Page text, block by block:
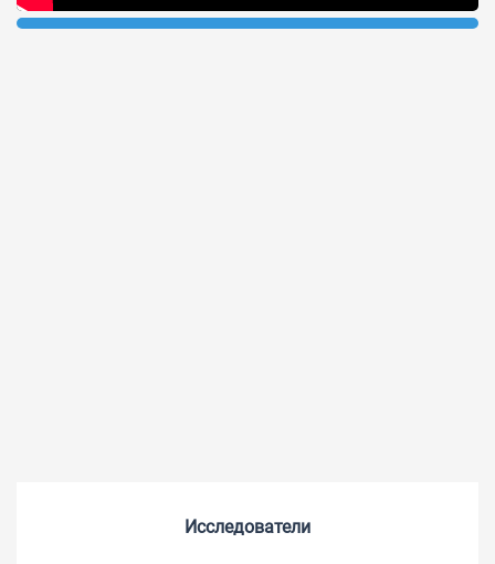
Исследователи